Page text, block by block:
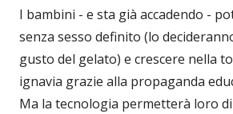
I bambini - e sta già accadendo -
senza sesso definito (lo
gusto del gelato) e crescere nella
ignavia grazie alla propaganda
Ma la tecnologia permetterà loro di